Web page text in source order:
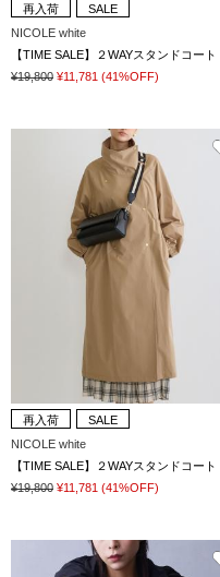
再入荷
SALE
NICOLE white
【TIME SALE】２WAYスタンドコート
¥19,800 ¥11,781 (41%OFF)
再入荷
SALE
NICOLE white
【TIME SALE】２WAYスタンドコート
¥19,800 ¥11,781 (41%OFF)